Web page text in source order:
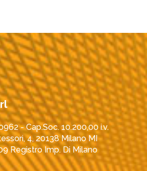
- Cap.Soc. 10.200,00 i.v.
4, 20138 Milano MI
Registro Imp. Di Milano